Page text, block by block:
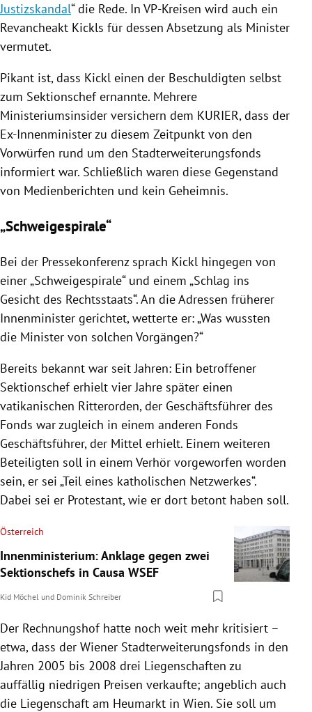
Justizskandal“ die Rede. In VP-Kreisen wird auch ein
Revancheakt Kickls für dessen Absetzung als Minister
vermutet.
Pikant ist, dass Kickl einen der Beschuldigten selbst
zum Sektionschef ernannte. Mehrere
Ministeriumsinsider versichern dem KURIER, dass der
Ex-Innenminister zu diesem Zeitpunkt von den
Vorwürfen rund um den Stadterweiterungsfonds
informiert war. Schließlich waren diese Gegenstand
von Medienberichten und kein Geheimnis.
„Schweigespirale“
Bei der Pressekonferenz sprach Kickl hingegen von
einer „Schweigespirale“ und einem „Schlag ins
Gesicht des Rechtsstaats“. An die Adressen früherer
Innenminister gerichtet, wetterte er: „Was wussten
die Minister von solchen Vorgängen?“
Bereits bekannt war seit Jahren: Ein betroffener
Sektionschef erhielt vier Jahre später einen
vatikanischen Ritterorden, der Geschäftsführer des
Fonds war zugleich in einem anderen Fonds
Geschäftsführer, der Mittel erhielt. Einem weiteren
Beteiligten soll in einem Verhör vorgeworfen worden
sein, er sei „Teil eines katholischen Netzwerkes“.
Dabei sei er Protestant, wie er dort betont haben soll.
Österreich
Innenministerium: Anklage gegen zwei
Sektionschefs in Causa WSEF
Kid Möchel und Dominik Schreiber
Der Rechnungshof hatte noch weit mehr kritisiert –
etwa, dass der Wiener Stadterweiterungsfonds in den
Jahren 2005 bis 2008 drei Liegenschaften zu
auffällig niedrigen Preisen verkaufte; angeblich auch
die Liegenschaft am Heumarkt in Wien. Sie soll um